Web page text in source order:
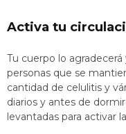
Activa tu
Tu cuerpo lo
personas que se
cantidad de celulitis y
diarios y antes de
levantadas para activar